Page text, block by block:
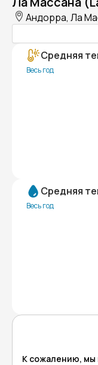
Андорра, Ла
Средняя
Весь год
Средняя
Весь год
К сожалению, мы